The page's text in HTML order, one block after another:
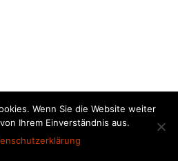
Wenn Sie die Website weiter
Ihrem Einverständnis aus.